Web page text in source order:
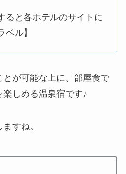
ると各ホテルのサイトに
ベル】
が可能な上に、部屋食で
しめる温泉宿です♪
すね。